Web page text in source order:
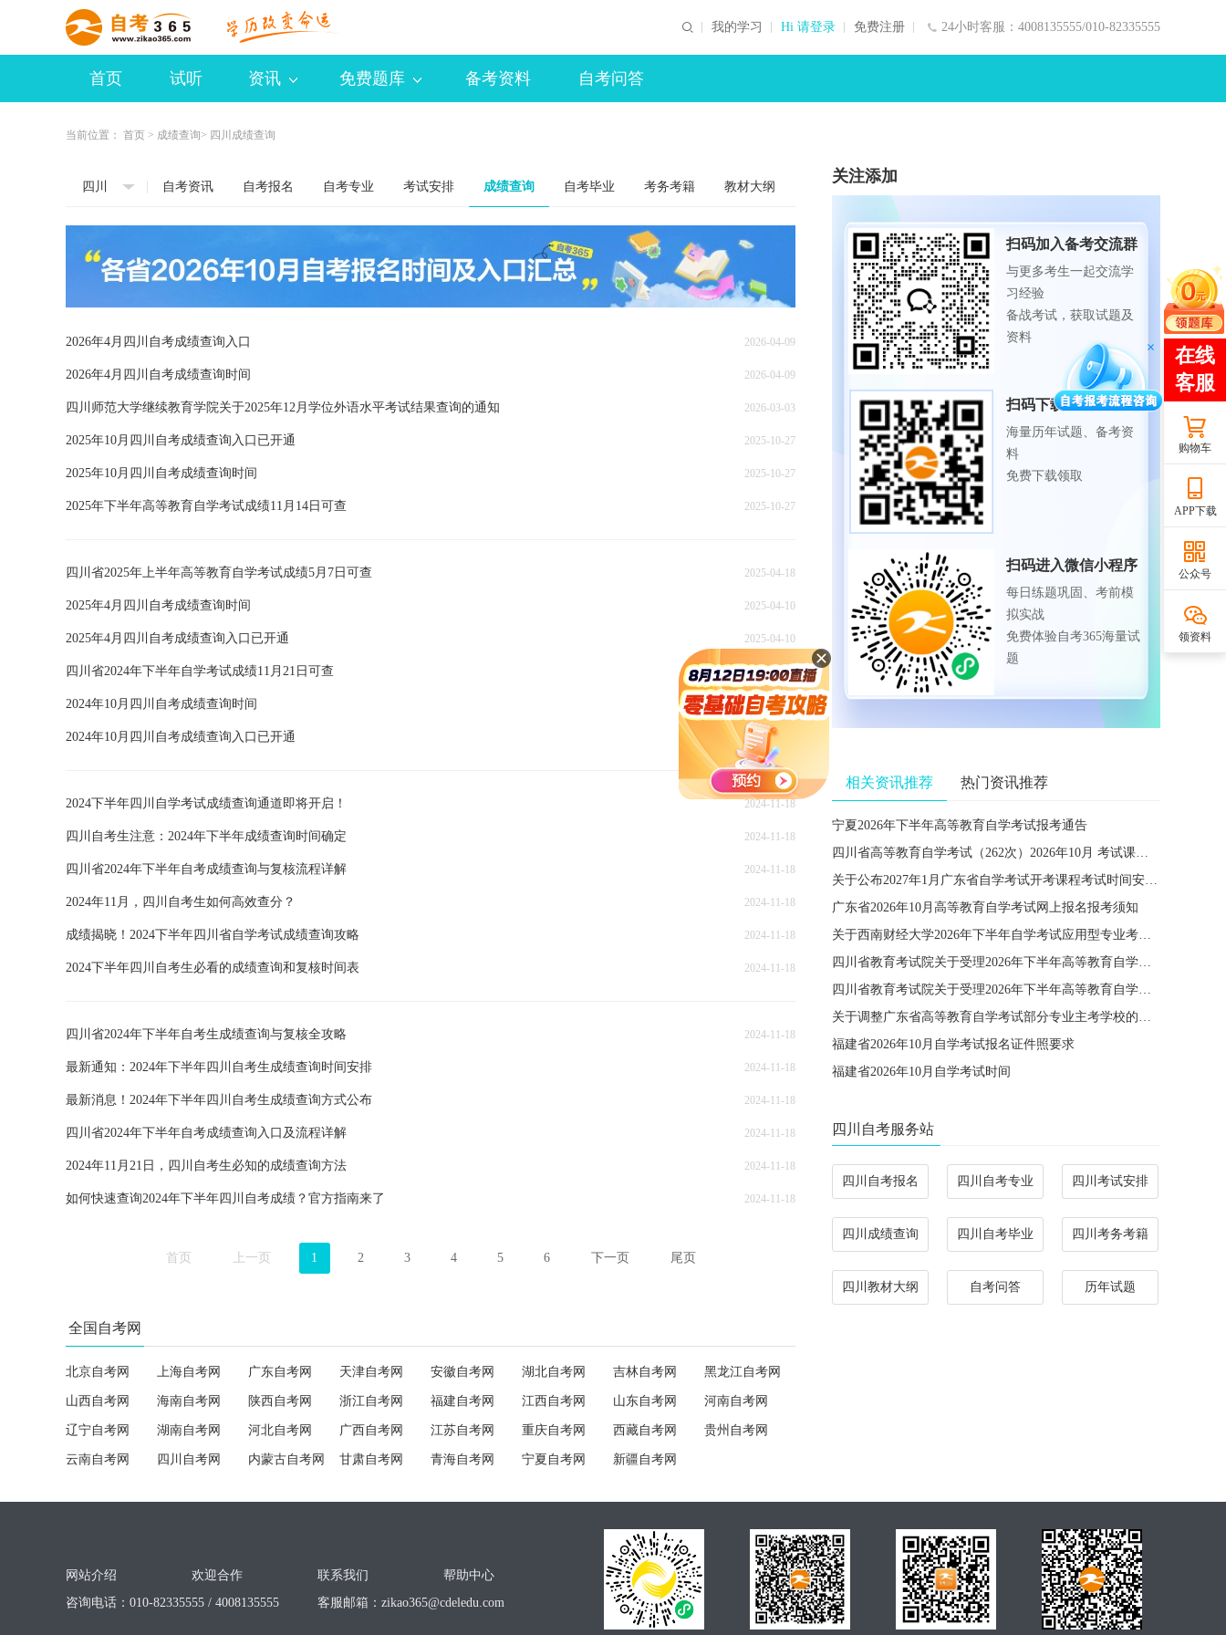
24小时客服：4008135555/010-82335555
我的学习 Hi 请登录 免费注册
首页 试听 资讯 免费题库 备考资料 自考问答
当前位置： 首页 > 成绩查询> 四川成绩查询
四川 自考资讯 自考报名 自考专业 考试安排 成绩查询 自考毕业 考务考籍 教材大纲
2026年4月四川自考成绩查询入口 2026-04-09
2026年4月四川自考成绩查询时间 2026-04-09
​四川师范大学继续教育学院关于2025年12月学位外语水平考试结果查询的通知 2026-03-03
2025年10月四川自考成绩查询入口已开通 2025-10-27
2025年10月四川自考成绩查询时间 2025-10-27
2025年下半年高等教育自学考试成绩11月14日可查 2025-10-27
四川省2025年上半年高等教育自学考试成绩5月7日可查 2025-04-18
2025年4月四川自考成绩查询时间 2025-04-10
2025年4月四川自考成绩查询入口已开通 2025-04-10
四川省2024年下半年自学考试成绩11月21日可查 2024-11-14
2024年10月四川自考成绩查询时间 2024-10-25
2024年10月四川自考成绩查询入口已开通 2024-10-25
2024下半年四川自学考试成绩查询通道即将开启！ 2024-11-18
四川自考生注意：2024年下半年成绩查询时间确定 2024-11-18
四川省2024年下半年自考成绩查询与复核流程详解 2024-11-18
2024年11月，四川自考生如何高效查分？ 2024-11-18
成绩揭晓！2024下半年四川省自学考试成绩查询攻略 2024-11-18
2024下半年四川自考生必看的成绩查询和复核时间表 2024-11-18
四川省2024年下半年自考生成绩查询与复核全攻略 2024-11-18
最新通知：2024年下半年四川自考生成绩查询时间安排 2024-11-18
最新消息！2024年下半年四川自考生成绩查询方式公布 2024-11-18
四川省2024年下半年自考成绩查询入口及流程详解 2024-11-18
2024年11月21日，四川自考生必知的成绩查询方法 2024-11-18
如何快速查询2024年下半年四川自考成绩？官方指南来了 2024-11-18
首页 上一页 1 2 3 4 5 6 下一页 尾页
全国自考网
北京自考网 上海自考网 广东自考网 天津自考网 安徽自考网 湖北自考网 吉林自考网 黑龙江自考网
山西自考网 海南自考网 陕西自考网 浙江自考网 福建自考网 江西自考网 山东自考网 河南自考网
辽宁自考网 湖南自考网 河北自考网 广西自考网 江苏自考网 重庆自考网 西藏自考网 贵州自考网
云南自考网 四川自考网 内蒙古自考网 甘肃自考网 青海自考网 宁夏自考网 新疆自考网
关注添加
扫码加入备考交流群
与更多考生一起交流学
习经验
备战考试，获取试题及
资料
扫码下载APP
海量历年试题、备考资
料
免费下载领取
扫码进入微信小程序
每日练题巩固、考前模
拟实战
免费体验自考365海量试
题
相关资讯推荐 热门资讯推荐
宁夏2026年下半年高等教育自学考试报考通告
四川省高等教育自学考试（262次）2026年10月 考试课程简表
关于公布2027年1月广东省自学考试开考课程考试时间安排和使用教材的通知
广东省2026年10月高等教育自学考试网上报名报考须知
关于西南财经大学2026年下半年自学考试应用型专业考籍更改办理的通知
四川省教育考试院关于受理2026年下半年高等教育自学考试省际转考申请的通告
四川省教育考试院关于受理2026年下半年高等教育自学考试考籍更改申请的通告
关于调整广东省高等教育自学考试部分专业主考学校的通知
福建省2026年10月自学考试报名证件照要求
福建省2026年10月自学考试时间
四川自考服务站
四川自考报名 四川自考专业 四川考试安排
四川成绩查询 四川自考毕业 四川考务考籍
四川教材大纲 自考问答 历年试题
购物车
APP下载
公众号
领资料
网站介绍 欢迎合作 联系我们
帮助中心
咨询电话：010-82335555 / 4008135555
客服邮箱： zikao365@cdeledu.com